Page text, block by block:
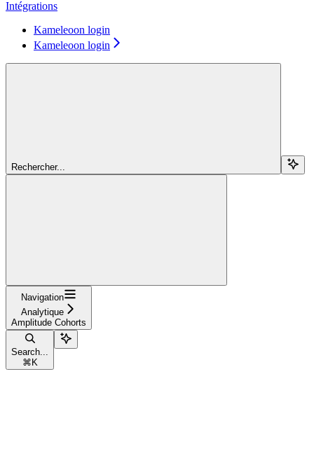
Intégrations
Kameleoon login
Kameleoon login
Rechercher...
Navigation
Analytique
Amplitude Cohorts
Search...
⌘ K